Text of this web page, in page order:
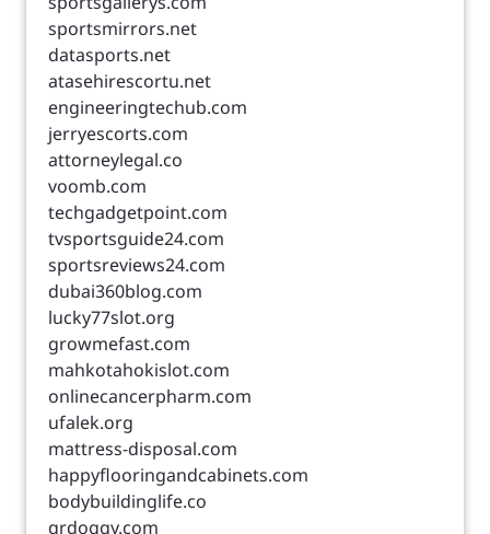
sportsmirrors.net
datasports.net
atasehirescortu.net
engineeringtechub.com
jerryescorts.com
attorneylegal.co
voomb.com
techgadgetpoint.com
tvsportsguide24.com
sportsreviews24.com
dubai360blog.com
lucky77slot.org
growmefast.com
mahkotahokislot.com
onlinecancerpharm.com
ufalek.org
mattress-disposal.com
happyflooringandcabinets.com
bodybuildinglife.co
qrdoggy.com